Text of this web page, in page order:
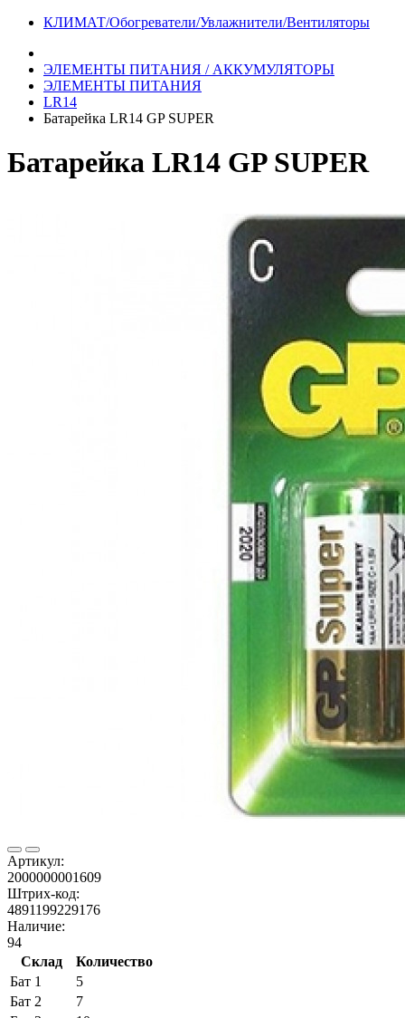
КЛИМАТ/Обогреватели/Увлажнители/Вентиляторы
ЭЛЕМЕНТЫ ПИТАНИЯ / АККУМУЛЯТОРЫ
ЭЛЕМЕНТЫ ПИТАНИЯ
LR14
Батарейка LR14 GP SUPER
Батарейка LR14 GP SUPER
Артикул:
2000000001609
Штрих-код:
4891199229176
Наличие:
94
Склад
Количество
Бат 1
5
Бат 2
7